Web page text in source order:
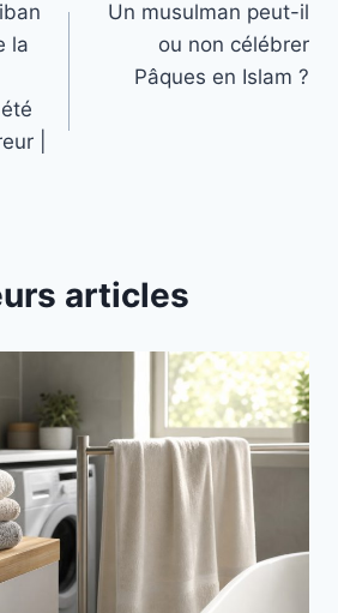
la
|
Un musulman peut-il
ou non célébrer
Pâques en Islam ?
articles